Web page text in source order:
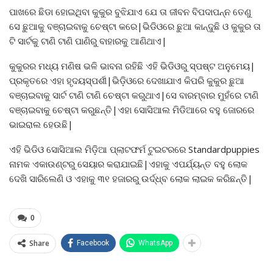
ପାଖରେ ଛିଡା ହୋଇଥିବା କୁକୁର ବୁଝିଯାଏ ଯେ ତା ଜୀବନ ବିପଦାପନ୍ନ ତେଣୁ
ସେ ଛୁଆକୁ ବଞ୍ଚାଇବାକୁ ଚେଷ୍ଟା କରେ|ଭିଡିଓରେ ଛୁଆ କାନ୍ଦୁଛି ଓ କୁକୁର ତା
ଟି ସାର୍ଟକୁ ଟାଣି ଟାଣି ପାଣିରୁ ବାହାରକୁ ଆଣିଥାଏ|
କୁକୁରର ମଧ୍ୟ ମଣିଷ ଭଳି ଭାବନା ରହିଛି ଏହି ଭିଡିଓରୁ ସ୍ପଷ୍ଟ ଅନୁମେୟ|
ପ୍ରକୃତରେ ଏହା ହୃଦୟସ୍ପର୍ଶୀ|ଭିଡ଼ିଓରେ ଦେଖାଯାଏ କିପରି କୁକୁର ଛୁଆ
ବଞ୍ଚାଇବାକୁ ସାର୍ଟ ଟାଣି ଟାଣି ଚେଷ୍ଟା କରୁଥାଏ|ସେ ବାରମ୍ବାର ମୁହଁରେ ଟାଣି
ବଞ୍ଚାଇବାକୁ ଚେଷ୍ଟା କରୁଛନ୍ତି|ଏହା ସୋସିଆଲ ମିଡିଆରେ ବହୁ ଜୋରରେ
ଭାଇରାଲ ହେଉଛି|
ଏହି ଭିଡିଓ ସୋସିଆଲ ମିଡ଼ିଆ ପ୍ଲାଟଫର୍ମ ଟୁଇଟରରେ Standardpuppies
ନାମକ ଏକାଉଣ୍ଟରୁ ସେୟାର କରାଯାଇଛି|ଏହାକୁ ଏପର୍ଯ୍ୟନ୍ତ ବହୁ ଲୋକ
ଦେଖି ସାରିଲେଣି ଓ ଏହାକୁ ୩୧ ହଜାରରୁ ଉର୍ଦ୍ଧ୍ବ ଲୋକ ଲାଇକ କରିଛନ୍ତି|
0
Share Facebook WhatsApp